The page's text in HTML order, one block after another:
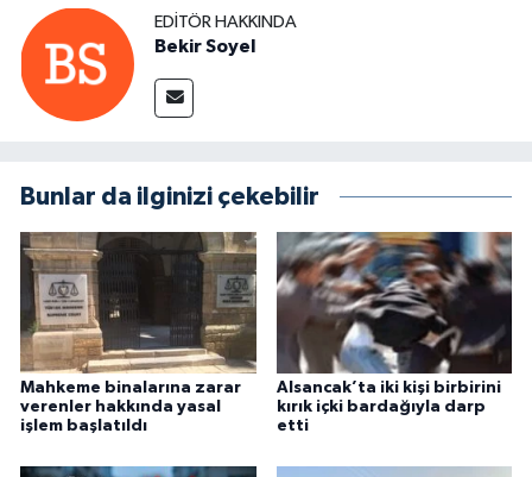
EDITÖR HAKKINDA
Bekir Soyel
Bunlar da ilginizi çekebilir
Mahkeme binalarına zarar
verenler hakkında yasal
işlem başlatıldı
Alsancak’ta iki kişi birbirini
kırık içki bardağıyla darp
etti